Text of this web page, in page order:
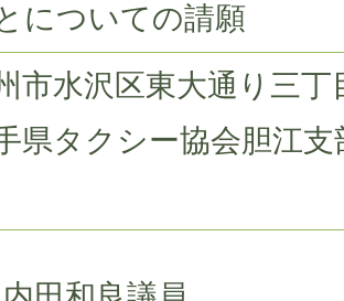
についての請願
市水沢区東大通り三丁
県タクシー協会胆江